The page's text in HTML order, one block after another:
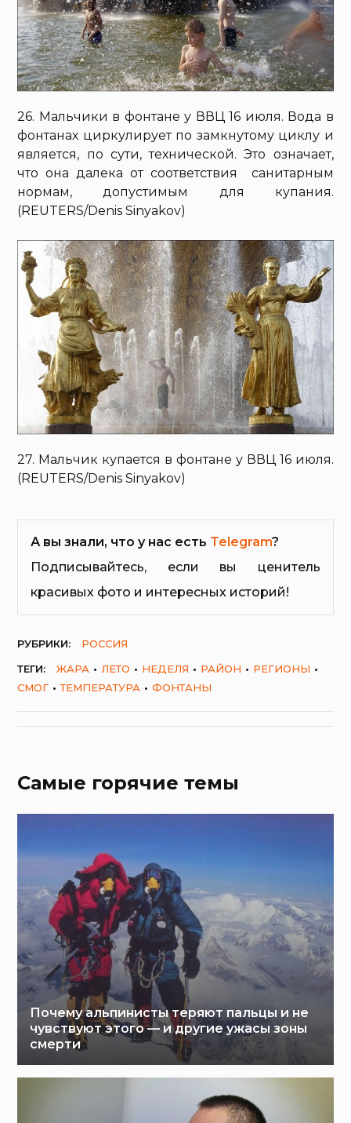
26. Мальчики в фонтане у ВВЦ 16 июля. Вода в
фонтанах циркулирует по замкнутому циклу и
является, по сути, технической. Это означает,
что она далека от соответствия санитарным
нормам, допустимым для купания.
(REUTERS/Denis Sinyakov)
27. Мальчик купается в фонтане у ВВЦ 16 июля.
(REUTERS/Denis Sinyakov)
А вы знали, что у нас есть Telegram?
Подписывайтесь, если вы ценитель
красивых фото и интересных историй!
РУБРИКИ:
РОССИЯ
ТЕГИ:
ЖАРА ЛЕТО НЕДЕЛЯ РАЙОН
РЕГИОНЫ
СМОГ
ТЕМПЕРАТУРА ФОНТАНЫ
Самые горячие темы
Почему альпинисты теряют пальцы и не
чувствуют этого — и другие ужасы зоны
смерти